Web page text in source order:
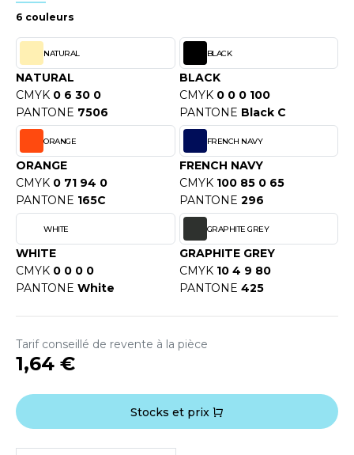
SHOPPING
VETEMENTS
SHIRT
SHIRT
PROFESSIONNELLE
- BLOUSON
- BLANKS
COOL
HOODS
T'S
SERIE
6 couleurs
NATURAL
NATURAL
CMYK 0 6 30 0
PANTONE 7506
BLACK
BLACK
CMYK 0 0 0 100
PANTONE Black C
ORANGE
ORANGE
CMYK 0 71 94 0
PANTONE 165C
FRENCH NAVY
FRENCH NAVY
CMYK 100 85 0 65
PANTONE 296
WHITE
WHITE
CMYK 0 0 0 0
PANTONE White
GRAPHITE GREY
GRAPHITE GREY
CMYK 10 4 9 80
PANTONE 425
Tarif conseillé de revente à la pièce
1,64 €
Stocks et prix